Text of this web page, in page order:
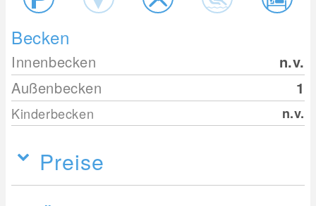
Becken
Innenbecken
n.v.
Außenbecken
1
Kinderbecken n.v.
Preise